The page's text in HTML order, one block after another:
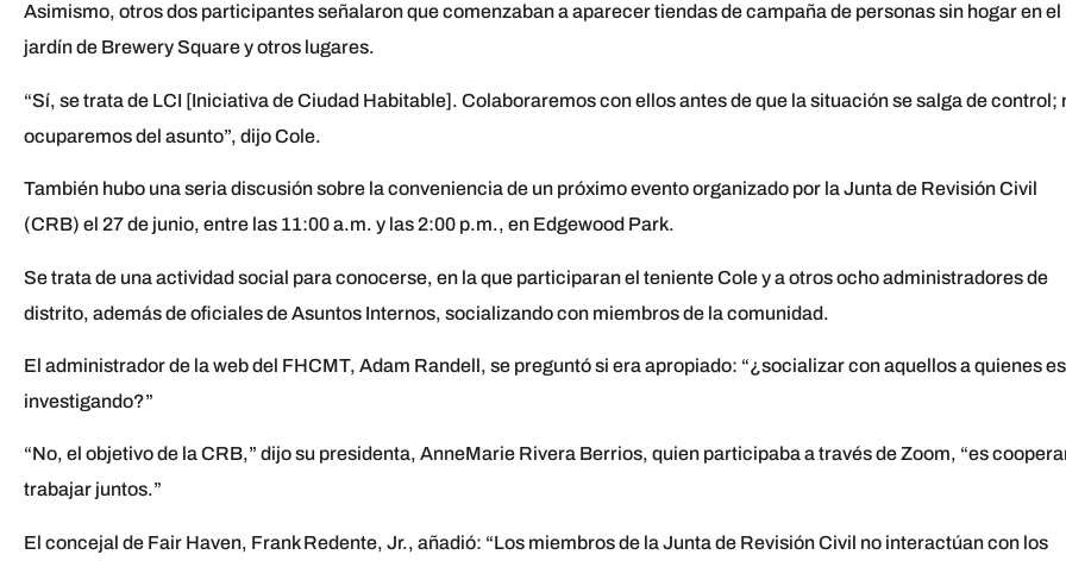
Asimismo, otros dos participantes señalaron que comenzaban a aparecer tiendas de campaña de personas sin hogar en el
jardín de Brewery Square y otros lugares.
“Sí, se trata de LCI [Iniciativa de Ciudad Habitable]. Colaboraremos con ellos antes de que la situación se salga de control;
ocuparemos del asunto”, dijo Cole.
También hubo una seria discusión sobre la conveniencia de un próximo evento organizado por la Junta de Revisión Civil
(CRB) el 27 de junio, entre las 11:00 a.m. y las 2:00 p.m., en Edgewood Park.
Se trata de una actividad social para conocerse, en la que participaran el teniente Cole y a otros ocho administradores de
distrito, además de oficiales de Asuntos Internos, socializando con miembros de la comunidad.
El administrador de la web del FHCMT, Adam Randell, se preguntó si era apropiado: “¿socializar con aquellos a quienes
investigando?”
“No, el objetivo de la CRB,” dijo su presidenta, AnneMarie Rivera Berrios, quien participaba a través de Zoom, “es
trabajar juntos.”
El concejal de Fair Haven, Frank Redente, Jr., añadió: “Los miembros de la Junta de Revisión Civil no interactúan con los